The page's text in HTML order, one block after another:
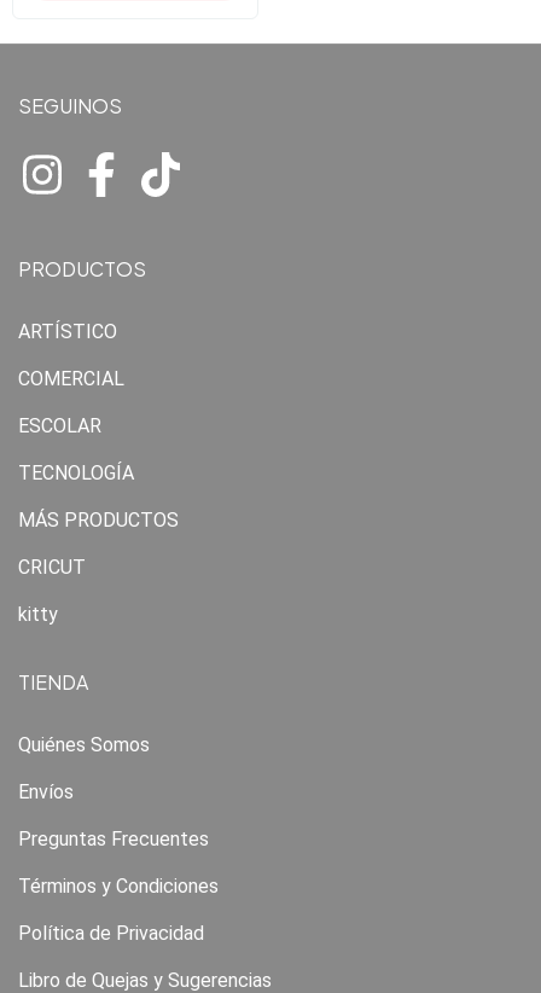
SEGUINOS
PRODUCTOS
ARTÍSTICO
COMERCIAL
ESCOLAR
TECNOLOGÍA
MÁS PRODUCTOS
CRICUT
kitty
TIENDA
Quiénes Somos
Envíos
Preguntas Frecuentes
Términos y Condiciones
Política de Privacidad
Libro de Quejas y Sugerencias